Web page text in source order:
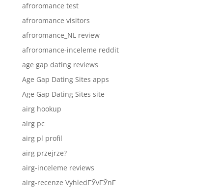
afroromance test
afroromance visitors
afroromance_NL review
afroromance-inceleme reddit
age gap dating reviews
Age Gap Dating Sites apps
Age Gap Dating Sites site
airg hookup
airg pc
airg pl profil
airg przejrze?
airg-inceleme reviews
airg-recenze VyhledГЎvГЎnГ­